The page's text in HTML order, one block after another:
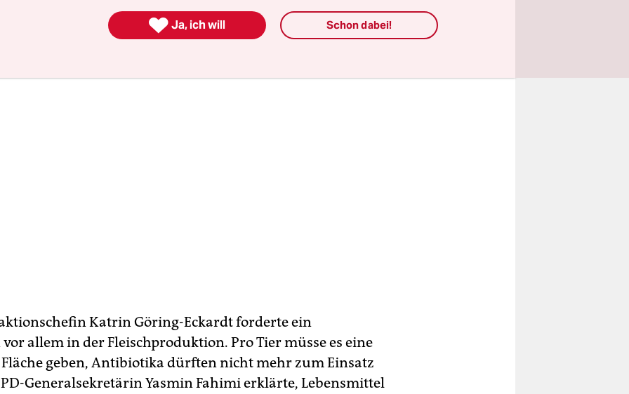
Selbstgewissheit herauszukommen und miteinander zu
Katrin Göring-Eckardt forderte ein
allem in der Fleischproduktion. Pro Tier müsse es eine
geben, Antibiotika dürften nicht mehr zum Einsatz
Generalsekretärin Yasmin Fahimi erklärte, Lebensmittel
 Ja, ich will Schon dabei!